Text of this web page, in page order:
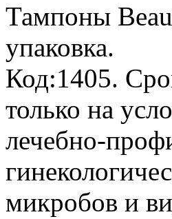
Тампоны
упаковка.
Код:1405.
только на
лечебно-
микробов и